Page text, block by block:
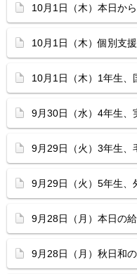
10月1日（木）本日か
10月1日（木）個別支
10月1日（木）1年生、
9月30日（水）4年生、
9月29日（火）3年生、
9月29日（火）5年生、
9月28日（月）本日の
9月28日（月）秋日和